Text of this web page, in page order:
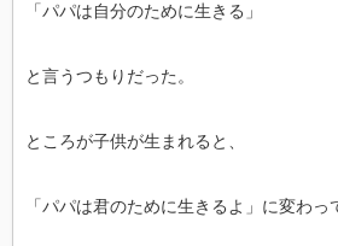
「パパは自分のために生きる」
と言うつもりだった。
ところが子供が生まれると、
「パパは君のために生きるよ」に変わっ